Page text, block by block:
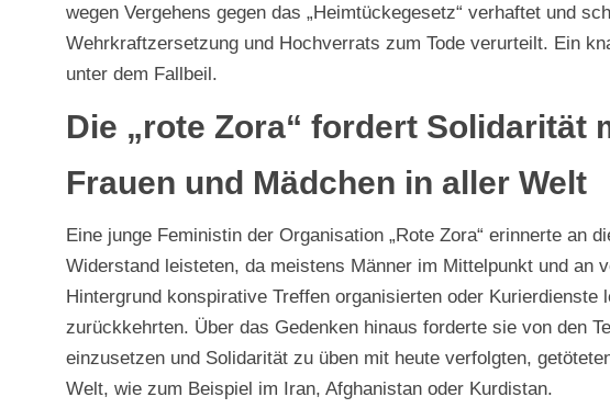
wegen Vergehens gegen das „Heimtückegesetz“ verhaftet und
Wehrkraftzersetzung und Hochverrats zum Tode verurteilt. Ein
unter dem Fallbeil.
Die „rote Zora“ fordert Solidarität
Frauen und Mädchen in aller Welt
Eine junge Feministin der Organisation „Rote Zora“ erinnerte an
Widerstand leisteten, da meistens Männer im Mittelpunkt und an
Hintergrund konspirative Treffen organisierten oder
zurückkehrten. Über das Gedenken hinaus forderte sie von den
einzusetzen und Solidarität zu üben mit heute verfolgten,
Welt, wie zum Beispiel im Iran, Afghanistan oder Kurdistan.